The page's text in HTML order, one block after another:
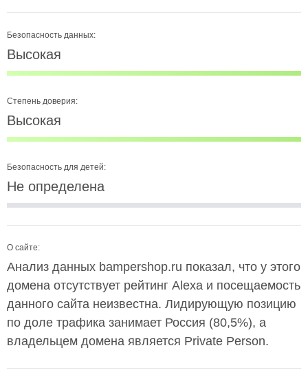
Безопасность данных:
Высокая
Степень доверия:
Высокая
Безопасность для детей:
Не определена
О сайте:
Анализ данных bampershop.ru показал, что у этого
домена отсутствует рейтинг Alexa и посещаемость
данного сайта неизвестна. Лидирующую позицию
по доле трафика занимает Россия (80,5%), а
владельцем домена является Private Person.